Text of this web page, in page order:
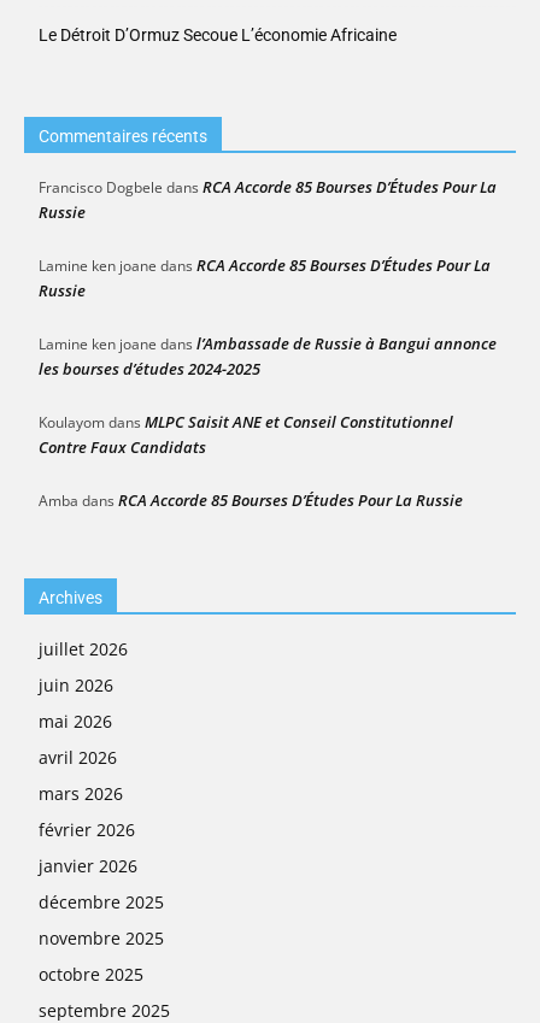
Le Détroit D’Ormuz Secoue L’économie Africaine
Commentaires récents
Francisco Dogbele dans RCA Accorde 85 Bourses D’Études Pour La
Russie
Lamine ken joane dans RCA Accorde 85 Bourses D’Études Pour La
Russie
Lamine ken joane dans l’Ambassade de Russie à Bangui annonce
les bourses d’études 2024-2025
Koulayomdans MLPC Saisit ANE et Conseil Constitutionnel
Contre Faux Candidats
Amba dans RCA Accorde 85 Bourses D’Études Pour La Russie
Archives
juillet 2026
juin 2026
mai 2026
avril 2026
mars 2026
février 2026
janvier 2026
décembre 2025
novembre 2025
octobre 2025
septembre 2025